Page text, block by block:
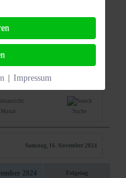
Monat Suche
Samstag, 16. November 2024
2024 Folgetag
| Impressum